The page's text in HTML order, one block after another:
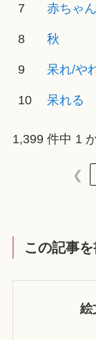
7 赤ちゃん
8 秋
9 呆れ/や
10 呆れる
1,399 件中 1
❮
この記事
絵